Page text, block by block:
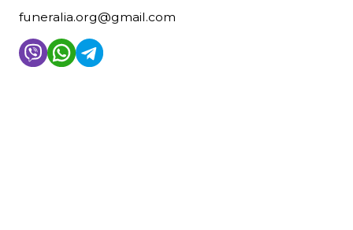
funeralia.org@gmail.com